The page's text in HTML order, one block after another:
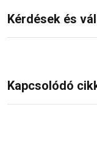
Kérdések és
Kapcsolódó